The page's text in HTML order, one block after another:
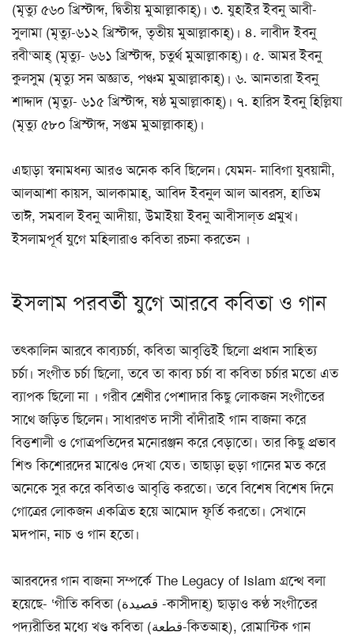
(মৃত্যু ৫৬০ খ্রিস্টাব্দ, দ্বিতীয় মুআল্লাকাহ্)। ৩. যুহাইর ইবনু আবী-
সুলামা (মৃত্যু-৬১২ খ্রিস্টাব্দ, তৃতীয় মুআল্লাকাহ্)। ৪. লাবীদ ইবনু
রবী‘আহ্ (মৃত্যু- ৬৬১ খ্রিস্টাব্দ, চতুর্থ মুআল্লাকাহ্)। ৫. আমর ইবনু
কুলসুম (মৃত্যু সন অজ্ঞাত, পঞ্চম মুআল্লাকাহ্)। ৬. আনতারা ইবনু
শাদ্দাদ (মৃত্যু- ৬১৫ খ্রিস্টাব্দ, ষষ্ঠ মুআল্লাকাহ্)। ৭. হারিস ইবনু হিল্লিযা
(মৃত্যু ৫৮০ খ্রিস্টাব্দ, সপ্তম মুআল্লাকাহ্)।
এছাড়া স্বনামধন্য আরও অনেক কবি ছিলেন। যেমন- নাবিগা যুবয়ানী,
আলআশা কায়স, আলকামাহ্, আবিদ ইবনুল আল আবরস, হাতিম
তাঈ, সমবাল ইবনু আদীয়া, উমাইয়া ইবনু আবীসাল্‌ত প্রমুখ।
ইসলামপূর্ব যুগে মহিলারাও কবিতা রচনা করতেন ।
ইসলাম পরবর্তী যুগে আরবে কবিতা ও গান
তৎকালিন আরবে কাব্যচর্চা, কবিতা আবৃত্তিই ছিলো প্রধান সাহিত্য
চর্চা। সংগীত চর্চা ছিলো, তবে তা কাব্য চর্চা বা কবিতা চর্চার মতো এত
ব্যাপক ছিলো না । গরীব শ্রেণীর পেশাদার কিছু লোকজন সংগীতের
সাথে জড়িত ছিলেন। সাধারণত দাসী বাঁদীরাই গান বাজনা করে
বিত্তশালী ও গোত্রপতিদের মনোরঞ্জন করে বেড়াতো। তার কিছু প্রভাব
শিশু কিশোরদের মাঝেও দেখা যেত। তাছাড়া হুড়া গানের মত করে
অনেকে সুর করে কবিতাও আবৃত্তি করতো। তবে বিশেষ বিশেষ দিনে
গোত্রের লোকজন একত্রিত হয়ে আমোদ ফূর্তি করতো। সেখানে
মদপান, নাচ ও গান হতো।
আরবদের গান বাজনা সম্পর্কে The Legacy of Islam গ্রন্থে বলা
হয়েছে- ‘গীতি কবিতা (قصيدة -কাসীদাহ্) ছাড়াও কণ্ঠ সংগীতের
পদ্যরীতির মধ্যে খণ্ড কবিতা (قطعة-কিতআহ), রোমান্টিক গান